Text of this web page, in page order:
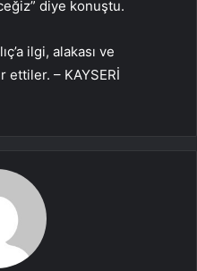
diye konuştu.
ilgi, alakası ve
ettiler. – KAYSERİ